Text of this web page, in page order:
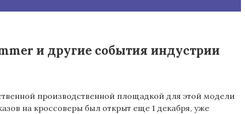
и другие события индустрии
производственной площадкой для этой модели
на кроссоверы был открыт еще 1 декабря, уже